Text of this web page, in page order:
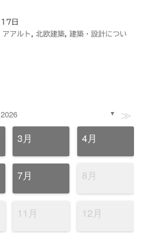
日
アアルト 北欧建築
建築・設計につい
2026 ▼ ≫
3月 4月
7月 8月
11月 12月